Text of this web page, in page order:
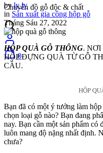
Chuyên đồ gỗ độc & chất
0
byly ly
in Sản xuất gia công hộp gỗ
Tháng Sáu 27, 2022
HỘP QUÀ GỖ THÔNG.
HỘP ĐỰNG QUÀ TỪ GỖ
CẦU.
HỘP
Bạn đã có một ý tưởng làm
chọn loại gỗ nào? Bạn đang
nay. Bạn cần một sản phẩm
luôn mang độ nặng nhất định.
chưa?